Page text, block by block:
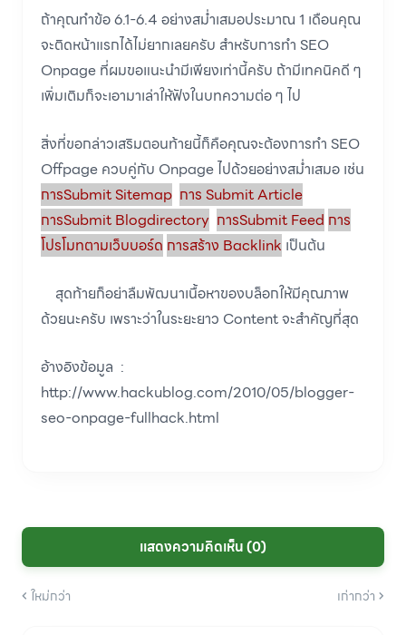
ถ้าคุณทำข้อ 6.1-6.4 อย่างสม่ำเสมอประมาณ 1 เดือนคุณ
จะติดหน้าแรกได้ไม่ยากเลยครับ สำหรับการทำ SEO
Onpage ที่ผมขอแนะนำมีเพียงเท่านี้ครับ ถ้ามีเทคนิคดี ๆ
เพิ่มเติมก็จะเอามาเล่าให้ฟังในบทความต่อ ๆ ไป
สิ่งที่ขอกล่าวเสริมตอนท้ายนี้ก็คือคุณจะต้องการทำ SEO
Offpage ควบคู่กับ Onpage ไปด้วยอย่างสม่ำเสมอ เช่น
การSubmit Sitemap การ Submit Article
การSubmit Blogdirectory การSubmit Feed การ
โปรโมทตามเว็บบอร์ด การสร้าง Backlink เป็นต้น
สุดท้ายก็อย่าลืมพัฒนาเนื้อหาของบล็อกให้มีคุณภาพ
ด้วยนะครับ เพราะว่าในระยะยาว Content จะสำคัญที่สุด
อ้างอิงข้อมูล :
http://www.hackublog.com/2010/05/blogger-
seo-onpage-fullhack.html
แสดงความคิดเห็น (0)
ใหม่กว่า เก่ากว่า